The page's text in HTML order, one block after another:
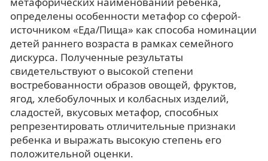
определены особенности метафор со сферой-
источником «Еда/Пища» как способа номинации
детей раннего возраста в рамках семейного
дискурса. Полученные результаты
свидетельствуют о высокой степени
востребованности образов овощей, фруктов,
ягод, хлебобулочных и колбасных изделий,
сладостей, вкусовых метафор, способных
репрезентировать отличительные признаки
ребенка и выражать высокую степень его
положительной оценки.